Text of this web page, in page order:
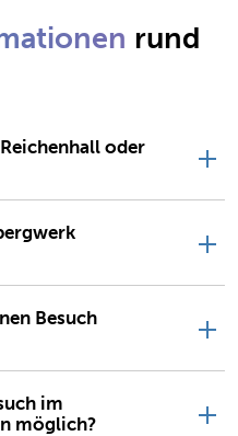
rund
oder
Besuch
im
möglich?